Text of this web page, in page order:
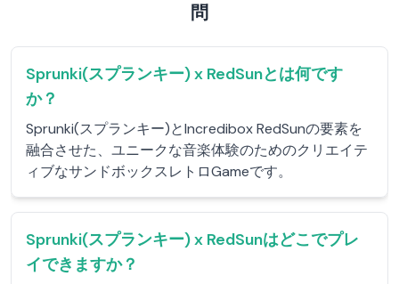
問
Sprunki(スプランキー) x RedSunとは何です
か？
Sprunki(スプランキー)とIncredibox RedSunの要素を
融合させた、ユニークな音楽体験のためのクリエイテ
ィブなサンドボックスレトロGameです。
Sprunki(スプランキー) x RedSunはどこでプレ
イできますか？